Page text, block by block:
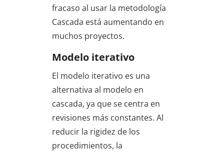
fracaso al usar la metodología
Cascada está aumentando en
muchos proyectos.
Modelo iterativo
El modelo iterativo es una
alternativa al modelo en
cascada, ya que se centra en
revisiones más constantes. Al
reducir la rigidez de los
procedimientos, la